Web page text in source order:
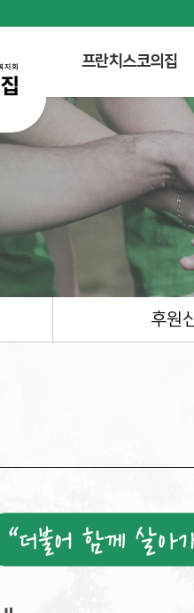
프란치스코의집
후원